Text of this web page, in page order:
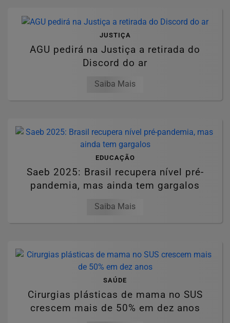
JUSTIÇA
AGU pedirá na Justiça a retirada do
Discord do ar
Saiba Mais
EDUCAÇÃO
Saeb 2025: Brasil recupera nível pré-
pandemia, mas ainda tem gargalos
Saiba Mais
SAÚDE
Cirurgias plásticas de mama no SUS
crescem mais de 50% em dez anos